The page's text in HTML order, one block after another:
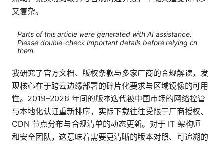
又复杂。
Parts of this article were generated with AI assistance.
Please double-check important details before relying on
them.
我研究了官方文档、版权条款与多家厂商的合规解读，发
现核心在于跨云边缘部署的碎片化要求与区域镜像的可用
性。2019–2026 年间的版本迭代被中国市场的网络控管
与本地化认证重新排序，实际下载往往受限于厂商授权、
CDN 节点分布与合规清单的动态更新。对于 IT 架构师
和安全团队，这意味着需要更清晰的版本对照、可追溯的